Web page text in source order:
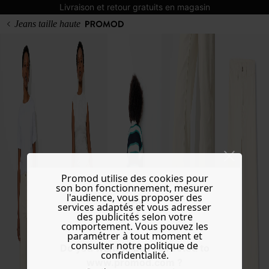
Livraison et retour gratuits en magasin
Do you want to be redirected to
www.promod.com ?
Jeans taille haute
Promod utilise des cookies pour
son bon fonctionnement, mesurer
l'audience, vous proposer des
services adaptés et vous adresser
des publicités selon votre
comportement. Vous pouvez les
paramétrer à tout moment et
consulter notre politique de
confidentialité.